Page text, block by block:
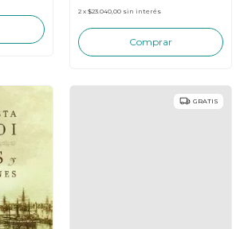
2 x $23.040,00 sin interés
GRATIS